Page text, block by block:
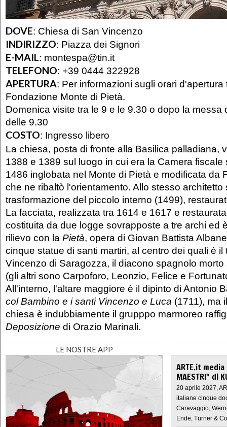
DOVE: Chiesa di San Vincenzo
INDIRIZZO: Piazza dei Signori
E-MAIL: montespa@tin.it
TELEFONO: +39 0444 322928
APERTURA: Per informazioni sugli orari d'apertura
Fondazione Monte di Pietà.
Domenica visite tra le 9 e le 9.30 o dopo la messa
delle 9.30
COSTO: Ingresso libero
La chiesa, posta di fronte alla Basilica palladiana,
1388 e 1389 sul luogo in cui era la Camera fiscale
1486 inglobata nel Monte di Pietà e modificata da
che ne ribaltò l'orientamento. Allo stesso
trasformazione del piccolo interno (1499),
La facciata, realizzata tra 1614 e 1617 e
costituita da due logge sovrapposte a tre archi ed
rilievo con la Pietà, opera di Giovan Battista
cinque statue di santi martiri, al centro dei quali è il
Vincenzo di Saragozza, il diacono spagnolo
(gli altri sono Carpoforo, Leonzio, Felice e
All'interno, l'altare maggiore è il dipinto di Antonio
col Bambino e i santi Vincenzo e Luca (1711), ma
chiesa è indubbiamente il grupppo marmoreo
Deposizione di Orazio Marinali.
LE NOSTRE APP
ARTE.it
MAESTRI" di
20 aprile 2027,
italiane cinque
Caravaggio,
Ende, Turner &